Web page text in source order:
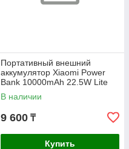
Портативный внешний
аккумулятор Xiaomi Power
Bank 10000mAh 22.5W Lite
GL
В наличии
9 600 ₸
Купить